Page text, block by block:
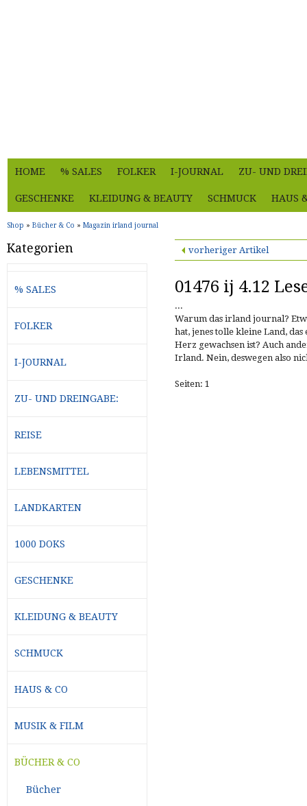
HOME % SALES FOLKER I-JOURNAL ZU- UND
GESCHENKE KLEIDUNG & BEAUTY SCHMUCK HAUS
Shop » Bücher & Co » Magazin irland journal
vorheriger Artikel
01476 ij 4.12
...
Warum das irland journal?
hat, jenes tolle kleine Land,
Herz gewachsen ist? Auch
Irland. Nein, deswegen also
Seiten: 1
Kategorien
% SALES
FOLKER
I-JOURNAL
ZU- UND DREINGABE:
REISE
LEBENSMITTEL
LANDKARTEN
1000 DOKS
GESCHENKE
KLEIDUNG & BEAUTY
SCHMUCK
HAUS & CO
MUSIK & FILM
BÜCHER & CO
Bücher